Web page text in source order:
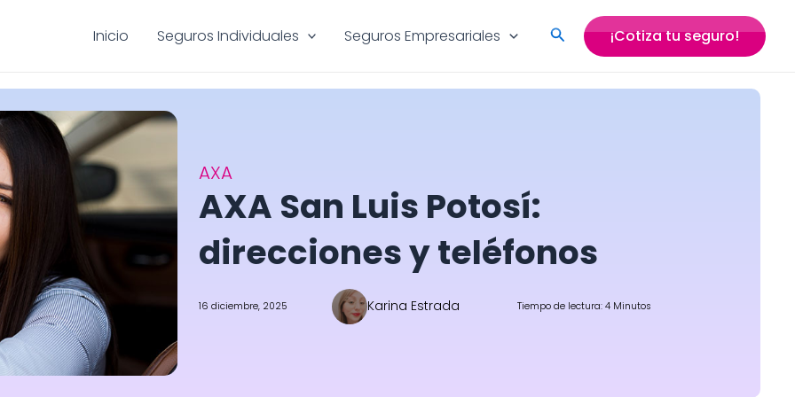
Inicio Seguros Individuales Seguros Empresariales Search ¡Cotiza tu seguro!
AXA
AXA San Luis Potosí:
direcciones y teléfonos
16 diciembre, 2025 Karina Estrada Tiempo de lectura: 4 Minutos